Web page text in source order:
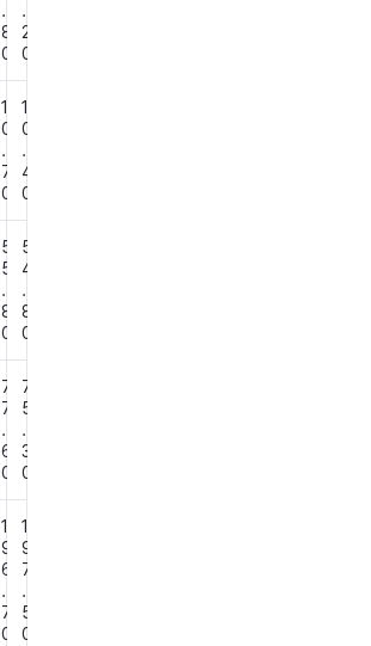
.
8
0
.
2
0
1
0
.
7
0
1
0
.
4
0
5
5
.
8
0
5
4
.
8
0
7
7
.
6
0
7
5
.
3
0
1
9
6
.
7
0
1
9
7
.
5
0